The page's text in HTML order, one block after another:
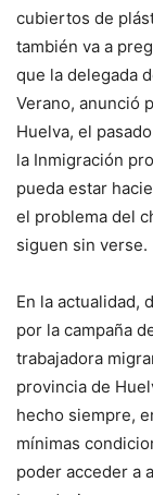
cubiertos de
también va a
que la delegada
Verano, anunció
Huelva, el
la Inmigración
pueda estar
el problema del
siguen sin verse.
En la actualidad,
por la campaña
trabajadora
provincia de
hecho siempre,
mínimas
poder acceder a